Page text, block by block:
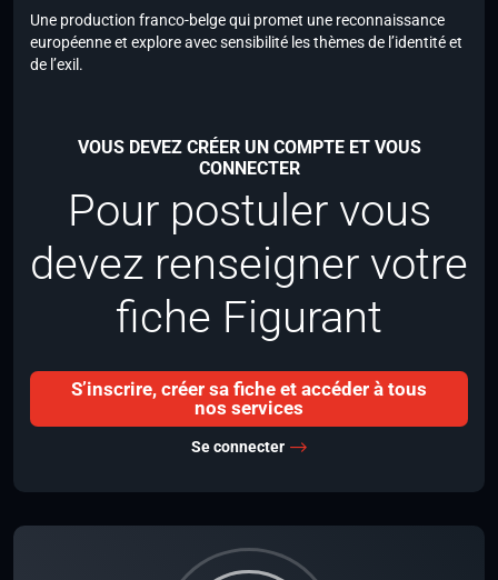
Une production franco-belge qui promet une reconnaissance
européenne et explore avec sensibilité les thèmes de l’identité et
de l’exil.
VOUS DEVEZ CRÉER UN COMPTE ET VOUS
CONNECTER
Pour postuler vous
devez renseigner votre
fiche Figurant
S’inscrire, créer sa fiche et accéder à tous
nos services
Se connecter